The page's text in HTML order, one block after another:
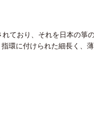
ており、それを日本の箏
環に付けられた細長く、